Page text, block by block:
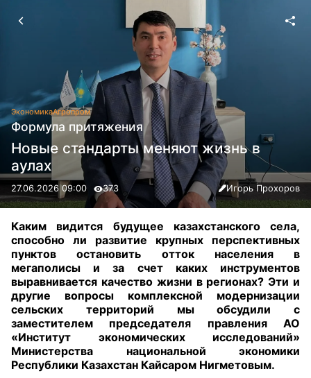
ЭкономикаАгропром
Формула притяжения
Новые стандарты меняют жизнь в
аулах
27.06.2026 09:00 373 Игорь Прохоров
Каким видится будущее казахстанского села,
способно ли развитие крупных перспективных
пунктов остановить отток населения в
мегаполисы и за счет каких инструментов
выравнивается качество жизни в регионах? Эти и
другие вопросы комплексной модернизации
сельских территорий мы обсудили с
заместителем председателя правления АО
«Институт экономических исследований»
Министерства национальной экономики
Республики Казахстан Кайсаром Нигметовым.